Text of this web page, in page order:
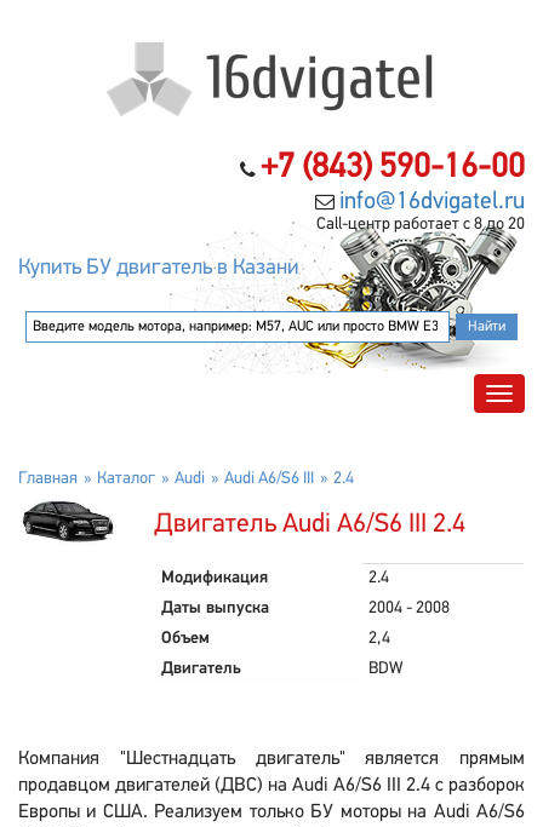
+7 (843) 590-16-00
info@16dvigatel.ru
Call-центр работает с 8 до 20
Купить БУ двигатель в Казани
Главная Каталог Audi Audi A6/S6 III 2.4
Двигатель Audi A6/S6 III 2.4
Модификация
2.4
Даты выпуска
2004 - 2008
Объем
2,4
Двигатель
BDW
Компания "Шестнадцать двигатель" является прямым
продавцом двигателей (ДВС) на Audi A6/S6 III 2.4 с разборок
Европы и США. Реализуем только БУ моторы на Audi A6/S6